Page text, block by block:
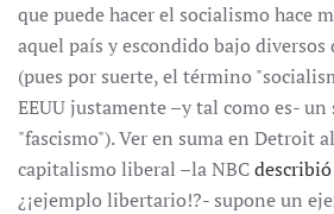
que puede hacer el socialismo hace
aquel país y escondido bajo diversos
(pues por suerte, el término
EEUU justamente –y tal como es-
"fascismo"). Ver en suma en Detroit
capitalismo liberal –la NBC
¿¡ejemplo libertario!?- supone un